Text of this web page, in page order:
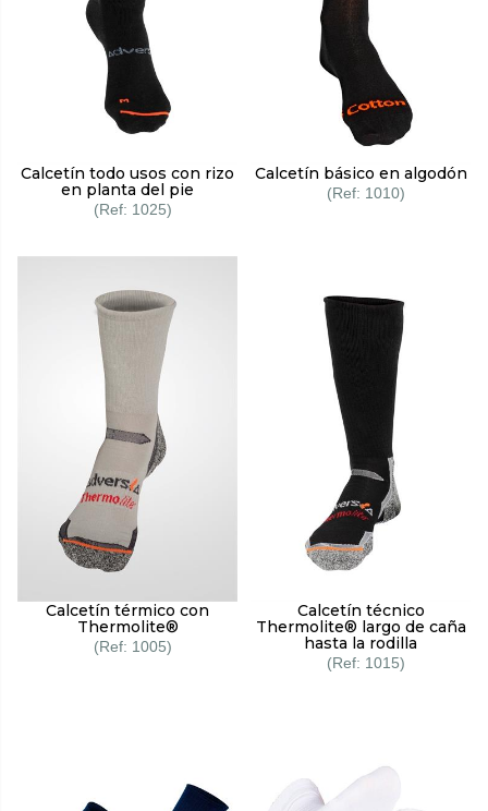
Calcetín todo usos con rizo
en planta del pie
1025
Calcetín básico en algodón
1010
Calcetín térmico con
Thermolite®
1005
Calcetín técnico
Thermolite® largo de caña
hasta la rodilla
1015